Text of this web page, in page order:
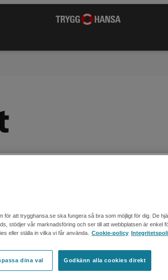
exempel att någon i
inte trivs eller
därmed behöver ett
men det finns
för att trygghansa.se ska fungera så bra som möjligt för dig. De
stödjer vår marknadsföring och ser till att webbplatsen är enkel
eller ställa in vilka vi får använda.
Cookie-policy
dina val Godkänn alla cookies direkt